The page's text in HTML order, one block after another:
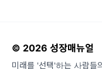
© 2026 성장매뉴얼
미래를 '선택'하는 사람들